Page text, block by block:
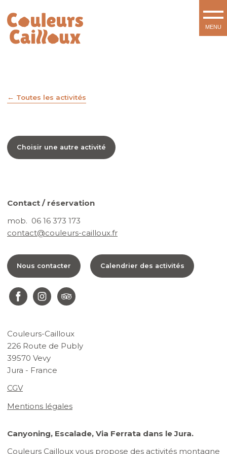
Toutes les activités
Choisir une autre activité
Contact / réservation
mob. 06 16 373 173
contact@couleurs-cailloux.fr
Nous contacter Calendrier des activités
Couleurs-Cailloux
226 Route de Publy
39570 Vevy
Jura - France
CGV
Mentions légales
Canyoning, Escalade, Via Ferrata dans le Jura.
Couleurs Cailloux vous propose des activités montagne